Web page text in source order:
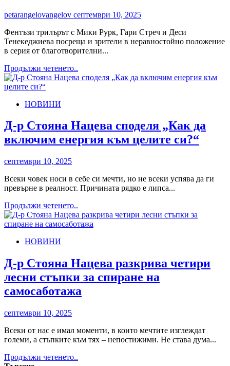
petarangelovangelov септември 10, 2025
Фентъзи трилърът с Мики Рурк, Гари Стреч и Деси
Тенекеджиева посреща и зрители в неравностойно положение
в серия от благотворителни...
Продължи четенето..
more
„ДЯВОЛСКИ
ИГРИ“
ИЗ
НОВИНИ
Д-р Стояна Нацева споделя „Как да
включим енергия към целите си?“
септември 10, 2025
Всеки човек носи в себе си мечти, но не всеки успява да ги
превърне в реалност. Причината рядко е липса...
Продължи четенето..
more
about
Нацева
споделя
„Как
да
включим
си?“
НОВИНИ
Д-р Стояна Нацева разкрива четири
лесни стъпки за спиране на
самосаботажа
септември 10, 2025
Всеки от нас е имал моменти, в които мечтите изглеждат
големи, а стъпките към тях – непостижими. Не става дума...
Продължи четенето..